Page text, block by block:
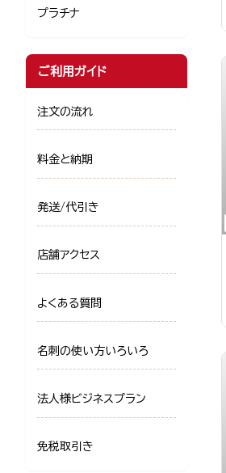
プラチナ
ご利用ガイド
注文の流れ
料金と納期
発送/代引き
店舗アクセス
よくある質問
名刺の使い方いろいろ
法人様ビジネスプラン
免税取引き